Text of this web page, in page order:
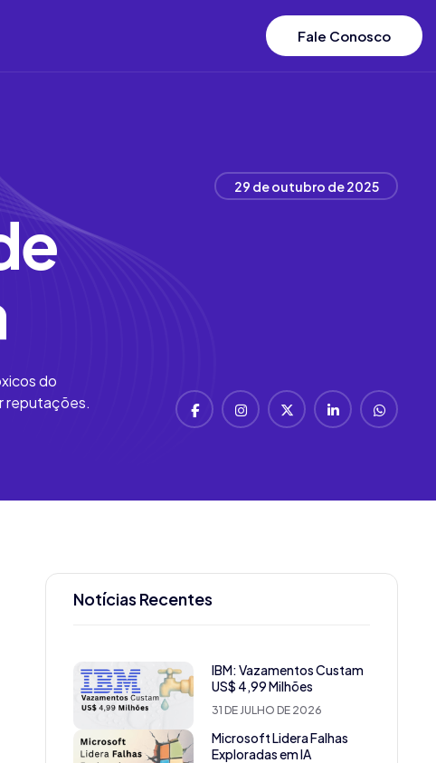
Fale Conosco
29 de outubro de 2025
do
reputações.
Notícias Recentes
IBM: Vazamentos Custam
US$ 4,99 Milhões
31 DE JULHO DE 2026
Microsoft Lidera Falhas
Exploradas em IA